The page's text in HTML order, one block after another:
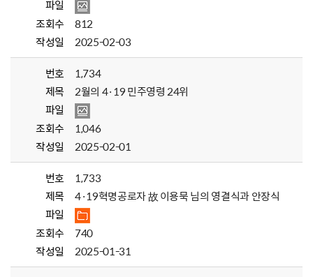
파일
조회수
812
작성일
2025-02-03
번호
1,734
제목
2월의 4·19 민주영령 24위
파일
조회수
1,046
작성일
2025-02-01
번호
1,733
제목
4·19혁명공로자 故 이용묵 님의 영결식과 안장식
파일
조회수
740
작성일
2025-01-31